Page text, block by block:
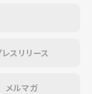
レスリリース
メルマガ